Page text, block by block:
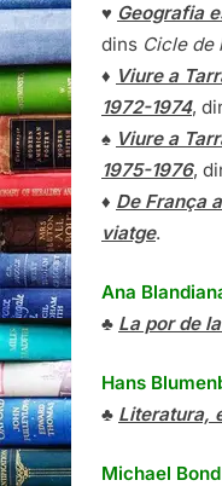
♥ Geografia
dins Cicle de
♦ Viure a
1972-1974,
♠ Viure a
1975-1976,
♦ De França
viatge.
Ana
♣ La por de
Hans
♣ Literatura,
Michael Bond